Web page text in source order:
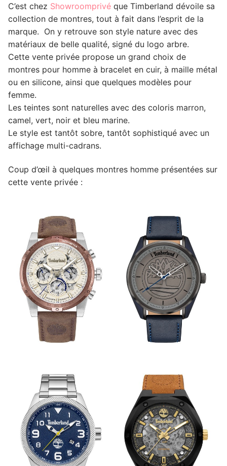
C’est chez Showroomprivé que Timberland dévoile sa
collection de montres, tout à fait dans l’esprit de la
marque. On y retrouve son style nature avec des
matériaux de belle qualité, signé du logo arbre.
Cette vente privée propose un grand choix de
montres pour homme à bracelet en cuir, à maille métal
ou en silicone, ainsi que quelques modèles pour
femme.
Les teintes sont naturelles avec des coloris marron,
camel, vert, noir et bleu marine.
Le style est tantôt sobre, tantôt sophistiqué avec un
affichage multi-cadrans.
Coup d’œil à quelques montres homme présentées sur
cette vente privée :